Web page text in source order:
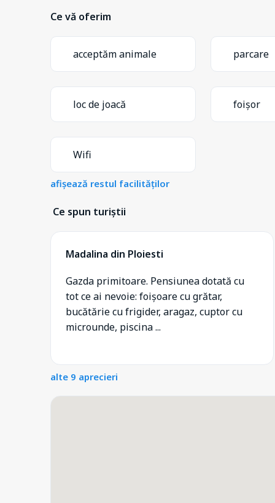
Ce vă oferim
acceptăm animale parcare
loc de joacă foișor
Wifi
afișează restul facilităților
Ce spun turiștii
Madalina din Ploiesti
Gazda primitoare. Pensiunea dotată cu
tot ce ai nevoie: foișoare cu grătar,
bucătărie cu frigider, aragaz, cuptor cu
microunde, piscina ...
alte 9 aprecieri